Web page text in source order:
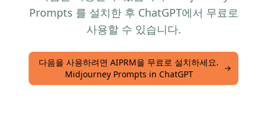
Prompts 를 설치한 후 ChatGPT에서 무료로
사용할 수 있습니다.
다음을 사용하려면 AIPRM을 무료로 설치하세요.
Midjourney Prompts in ChatGPT